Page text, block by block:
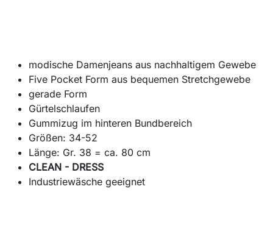
modische Damenjeans aus nachhaltigem Gewebe
Five Pocket Form aus bequemen Stretchgewebe
gerade Form
Gürtelschlaufen
Gummizug im hinteren Bundbereich
Größen: 34-52
Länge: Gr. 38 = ca. 80 cm
CLEAN - DRESS
Industriewäsche geeignet